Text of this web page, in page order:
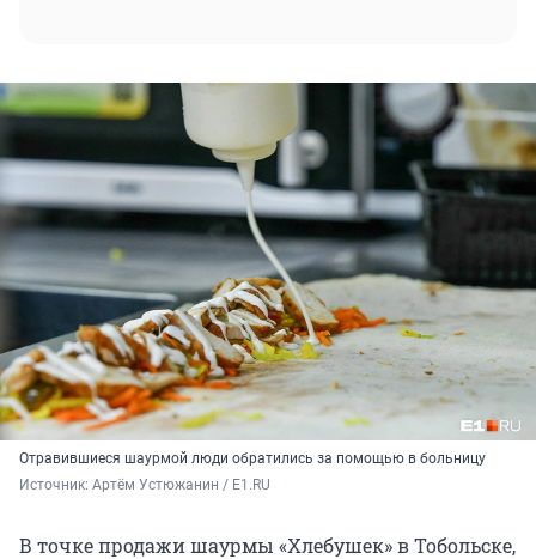
Отравившиеся шаурмой люди обратились за помощью в больницу
Источник: Артём Устюжанин / E1.RU
В точке продажи шаурмы «Хлебушек» в Тобольске,